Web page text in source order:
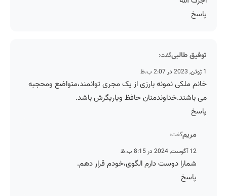
پاسخ
توفیق طالبیگفت:
1 ژوئن, 2023 در 2:07 ب.ظ
خانم ملکی نمونه بارزی از یک مجری توانمند،متواضع ومحجبه
می باشند.خداوندمنان حافظ ویاریگرش باشد.
پاسخ
مریمگفت:
12 آگوست, 2024 در 8:15 ب.ظ
شمارا دوست دارم الگوی،خودم قرار دهم.
پاسخ